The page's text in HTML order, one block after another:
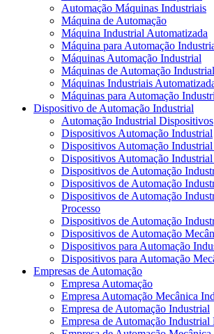
Automação Máquinas Industriais
Máquina de Automação
Máquina Industrial Automatizada
Máquina para Automação
Máquinas Automação Industrial
Máquinas de Automação Industrial
Máquinas Industriais
Máquinas para Automação
Dispositivo de Automação Industrial
Automação Industrial Dispositivos
Dispositivos Automação Industrial
Dispositivos Automação
Dispositivos Automação Industrial
Dispositivos de Automação
Dispositivos de Automação
Dispositivos de Automação
Processo
Dispositivos de Automação
Dispositivos de Automação
Dispositivos para Automação
Dispositivos para Automação
Empresas de Automação
Empresa Automação
Empresa Automação Mecânica
Empresa de Automação Industrial
Empresa de Automação Industrial